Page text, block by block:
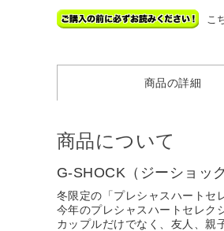
こ
商品の詳細
商品について
G-SHOCK（ジーショッ
冬限定の「プレシャスハートセ
今年のプレシャスハートセレク
カップルだけでなく、友人、親